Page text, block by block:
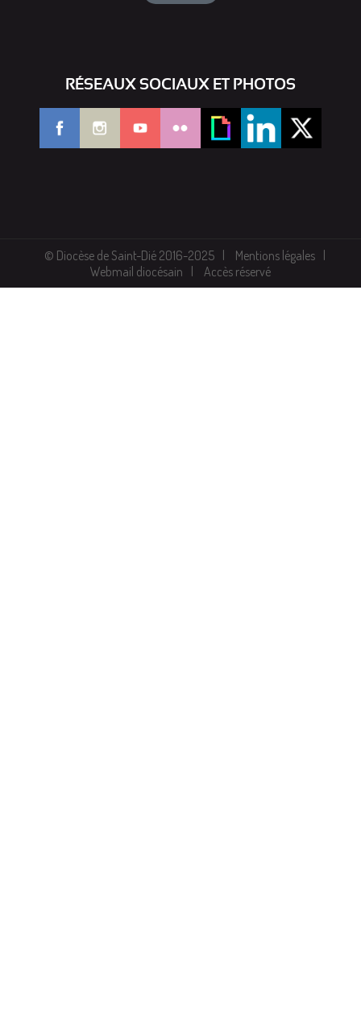
RÉSEAUX SOCIAUX ET PHOTOS
© Diocèse de Saint-Dié 2016-2025
Mentions légales
Webmail diocésain
Accès réservé